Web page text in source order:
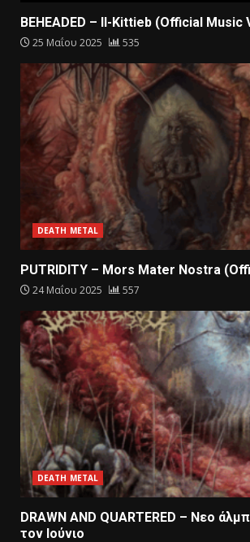
BEHEADED – Il-Kittieb (Official Music
25 Μαΐου 2025 535
DEATH METAL
PUTRIDITY – Mors Mater Nostra
24 Μαΐου 2025 557
DEATH METAL
DRAWN AND QUARTERED – Nεο
τον Ιούνιο